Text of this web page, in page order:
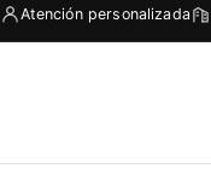
Atención personalizada